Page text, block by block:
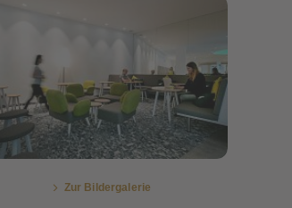
Bildergalerie öffnen
Zur Bildergalerie